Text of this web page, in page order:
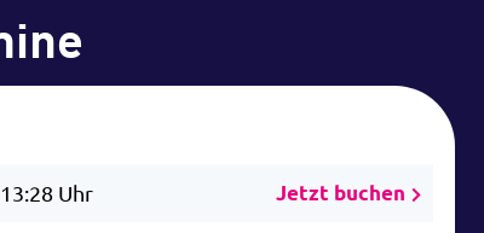
Uhr Jetzt buchen